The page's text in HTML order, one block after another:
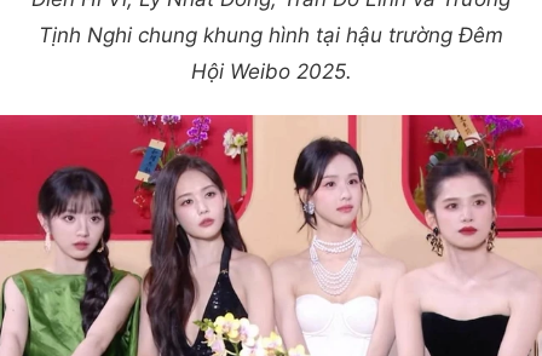
Tịnh Nghi chung khung hình tại hậu trường Đêm
Hội Weibo 2025.